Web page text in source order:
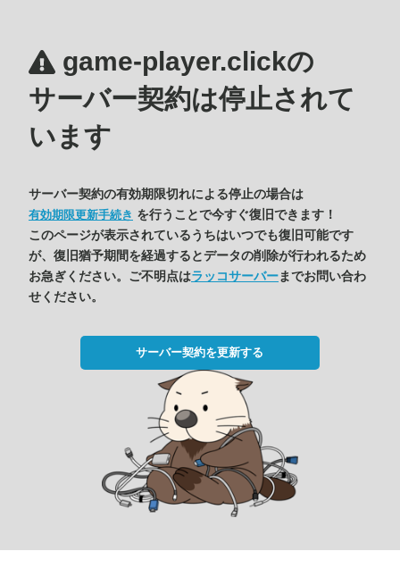
game-player.clickの
サーバー契約は停止されて
います
サーバー契約の有効期限切れによる停止の場合は
有効期限更新手続き を行うことで今すぐ復旧できます！
このページが表示されているうちはいつでも復旧可能です
が、復旧猶予期間を経過するとデータの削除が行われるため
お急ぎください。ご不明点はラッコサーバーまでお問い合わ
せください。
サーバー契約を更新する